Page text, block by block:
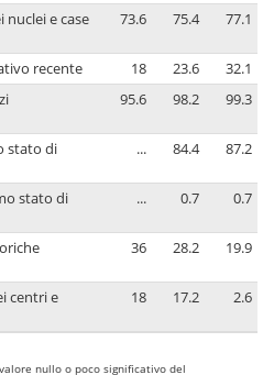
e case
73.6 75.4 77.1
recente 18 23.6
32.1
95.6 98.2 99.3
stato di
... 84.4 87.2
stato di
... 0.7 0.7
36 28.2 19.9
centri e
18 17.2 2.6
nullo o poco significativo del